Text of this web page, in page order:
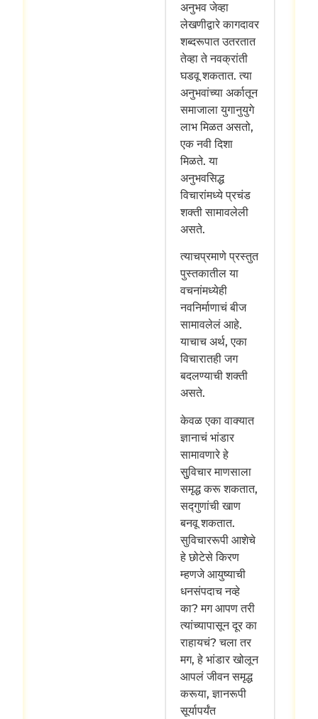
अनुभव जेव्हा
लेखणीद्वारे कागदावर
शब्दरूपात उतरतात
तेव्हा ते नवक्रांती
घडवू शकतात. त्या
अनुभवांच्या अर्कातून
समाजाला युगानुयुगे
लाभ मिळत असतो,
एक नवी दिशा
मिळते. या
अनुभवसिद्ध
विचारांमध्ये प्रचंड
शक्ती सामावलेली
असते.
त्याचप्रमाणे प्रस्तुत
पुस्तकातील या
वचनांमध्येही
नवनिर्माणाचं बीज
सामावलेलं आहे.
याचाच अर्थ, एका
विचारातही जग
बदलण्याची शक्ती
असते.
केवळ एका वाक्यात
ज्ञानाचं भांडार
सामावणारे हे
सुुविचार माणसाला
समृद्ध करू शकतात,
सद्गुणांची खाण
बनवू शकतात.
सुविचाररूपी आशेचे
हे छोटेसे किरण
म्हणजे आयुष्याची
धनसंपदाच नव्हे
का? मग आपण तरी
त्यांच्यापासून दूर का
राहायचं? चला तर
मग, हे भांडार खोलून
आपलं जीवन समृद्ध
करूया, ज्ञानरूपी
सूर्यापर्यंत